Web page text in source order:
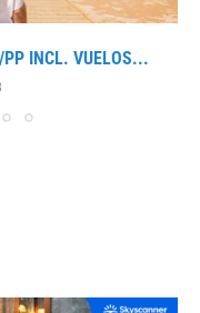
PP INCL. VUELOS...